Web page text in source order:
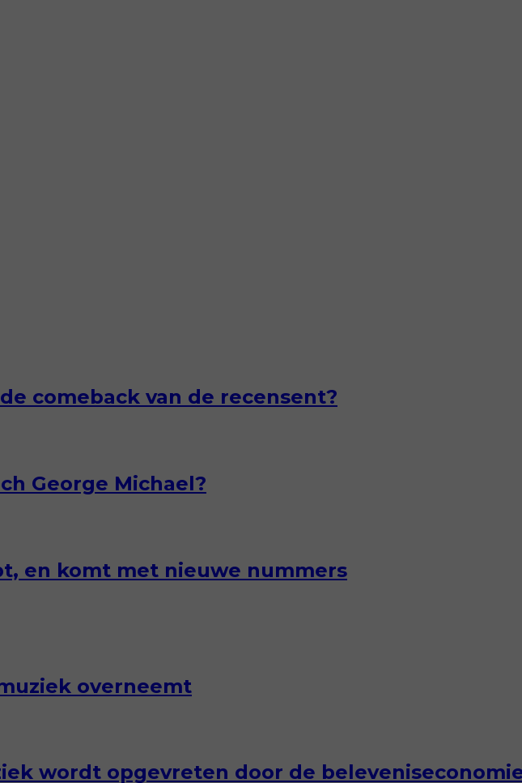
comeback van de recensent?
George Michael?
en komt met nieuwe nummers
overneemt
wordt opgevreten door de